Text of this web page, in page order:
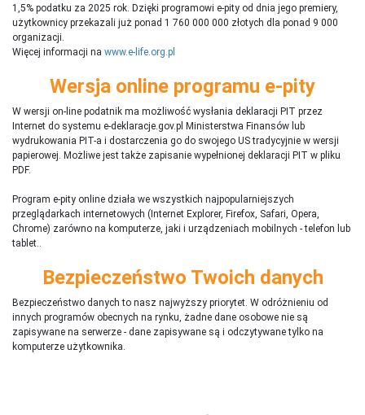
1,5% podatku za 2025 rok. Dzięki programowi e-pity od dnia jego premiery,
użytkownicy przekazali już ponad 1 760 000 000 złotych dla ponad 9 000
organizacji.
Więcej informacji na www.e-life.org.pl
Wersja online programu e-pity
W wersji on-line podatnik ma możliwość wysłania deklaracji PIT przez
Internet do systemu e-deklaracje.gov.pl Ministerstwa Finansów lub
wydrukowania PIT-a i dostarczenia go do swojego US tradycyjnie w wersji
papierowej. Możliwe jest także zapisanie wypełnionej deklaracji PIT w pliku
PDF.
Program e-pity online działa we wszystkich najpopularniejszych
przeglądarkach internetowych (Internet Explorer, Firefox, Safari, Opera,
Chrome) zarówno na komputerze, jaki i urządzeniach mobilnych - telefon lub
tablet..
Bezpieczeństwo Twoich danych
Bezpieczeństwo danych to nasz najwyższy priorytet. W odróżnieniu od
innych programów obecnych na rynku, żadne dane osobowe nie są
zapisywane na serwerze - dane zapisywane są i odczytywane tylko na
komputerze użytkownika.